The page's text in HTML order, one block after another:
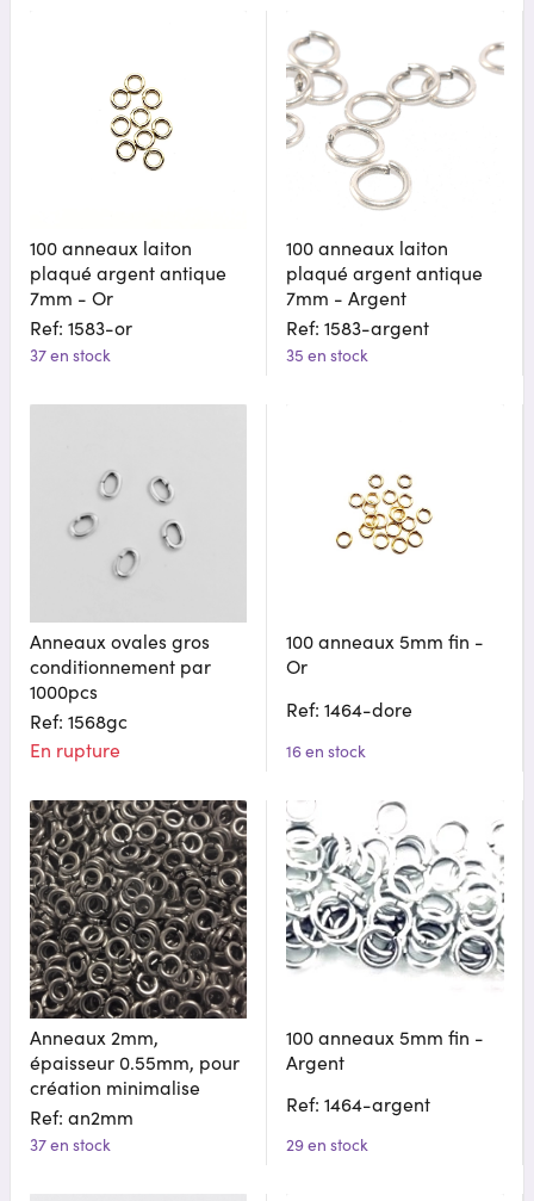
100 anneaux laiton
plaqué argent antique
7mm - Or
Ref: 1583-or
37 en stock
100 anneaux laiton
plaqué argent antique
7mm - Argent
Ref: 1583-argent
35 en stock
Anneaux ovales gros
conditionnement par
1000pcs
Ref: 1568gc
En rupture
100 anneaux 5mm fin -
Or
Ref: 1464-dore
16 en stock
Anneaux 2mm,
épaisseur 0.55mm, pour
création minimalise
Ref: an2mm
37 en stock
100 anneaux 5mm fin -
Argent
Ref: 1464-argent
29 en stock